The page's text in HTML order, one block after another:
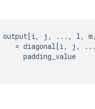
output[i, j , ..., l, m,
= diagonal[i, j ,
padding_value